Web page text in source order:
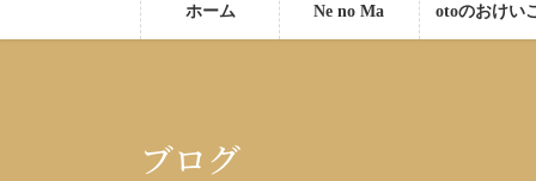
ホーム Ne no Ma otoのおけい
ブログ